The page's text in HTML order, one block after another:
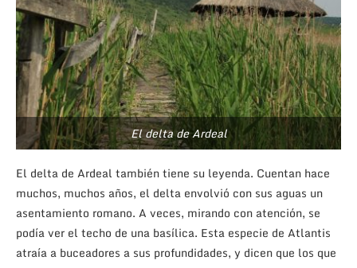
El delta de Ardeal
El delta de Ardeal también tiene su leyenda. Cuentan hace
muchos, muchos años, el delta envolvió con sus aguas un
asentamiento romano. A veces, mirando con atención, se
podía ver el techo de una basílica. Esta especie de Atlantis
atraía a buceadores a sus profundidades, y dicen que los que